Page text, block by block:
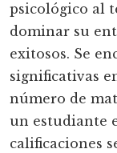
psicológico al
dominar su
exitosos. Se
significativas
número de
un estudiante
calificaciones